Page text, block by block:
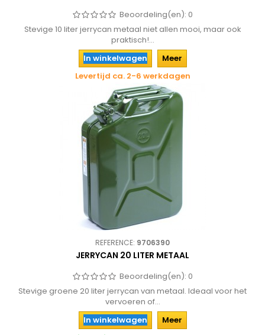
Beoordeling(en): 0
Stevige 10 liter jerrycan metaal niet allen mooi, maar ook
praktisch!...
In winkelwagen
Meer
Levertijd ca. 2-6 werkdagen
REFERENCE: 9706390
JERRYCAN 20 LITER METAAL
Beoordeling(en): 0
Stevige groene 20 liter jerrycan van metaal. Ideaal voor het
vervoeren of...
In winkelwagen
Meer